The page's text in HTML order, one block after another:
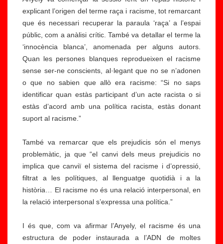
explicant l’origen del terme raça i racisme, tot remarcant
que és necessari recuperar la paraula ‘raça’ a l’espai
públic, com a anàlisi crític. També va detallar el terme la
‘innocència blanca’, anomenada per alguns autors.
Quan les persones blanques reprodueixen el racisme
sense ser-ne conscients, al·legant que no se n’adonen
o que no sabien que allò era racisme: “Si no saps
identificar quan estàs participant d’un acte racista o si
estàs d’acord amb una política racista, estàs donant
suport al racisme.”
També va remarcar que els prejudicis són el menys
problemàtic, ja que “el canvi dels meus prejudicis no
implica que canviï el sistema del racisme i d’opressió,
filtrat a les polítiques, al llenguatge quotidià i a la
història… El racisme no és una relació interpersonal, en
la relació interpersonal s’expressa una política.”
I és que, com va afirmar l’Anyely, el racisme és una
estructura de poder instaurada a l’ADN de moltes